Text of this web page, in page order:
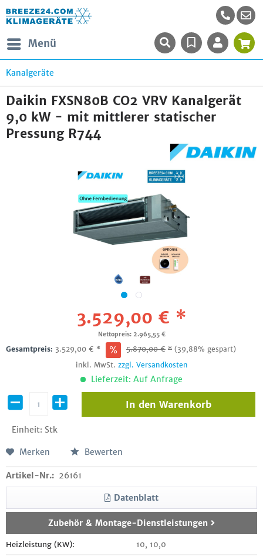
Menü
Kanalgeräte
Daikin FXSN80B CO2 VRV Kanalgerät
9,0 kW - mit mittlerer statischer
Pressung R744
3.529,00 € *
Nettopreis: 2.965,55 €
Gesamtpreis: 3.529,00 € * 5.870,00€ * (39,88% gespart)
inkl. MwSt. zzgl. Versandkosten
Lieferzeit: Auf Anfrage
Einheit: Stk
In den Warenkorb
Merken Bewerten
Artikel-Nr.: 26161
Datenblatt
Zubehör & Montage-Dienstleistungen
Heizleistung (KW): 10, 10,0